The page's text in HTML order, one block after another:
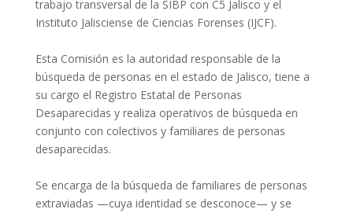
trabajo transversal de la SIBP con C5 Jalisco y el
Instituto Jalisciense de Ciencias Forenses (IJCF).
Esta Comisión es la autoridad responsable de la
búsqueda de personas en el estado de Jalisco, tiene a
su cargo el Registro Estatal de Personas
Desaparecidas y realiza operativos de búsqueda en
conjunto con colectivos y familiares de personas
desaparecidas.
Se encarga de la búsqueda de familiares de personas
extraviadas —cuya identidad se desconoce— y se